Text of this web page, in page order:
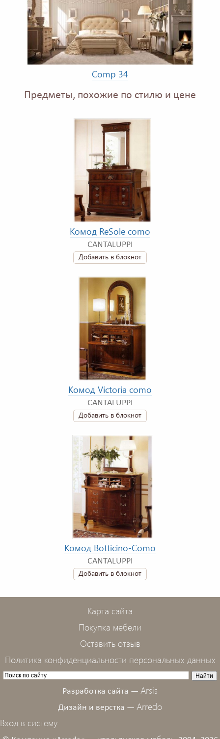
Comp 34
Предметы, похожие по стилю и цене
Комод ReSole сomo
CANTALUPPI
Добавить в блокнот
Комод Victoria como
CANTALUPPI
Добавить в блокнот
Комод Botticino-Como
CANTALUPPI
Добавить в блокнот
Карта сайта
Покупка мебели
Оставить отзыв
Политика конфиденциальности персональных данных
Разработка сайта — Arsis
Дизайн и верстка — Arredo
Вход в систему